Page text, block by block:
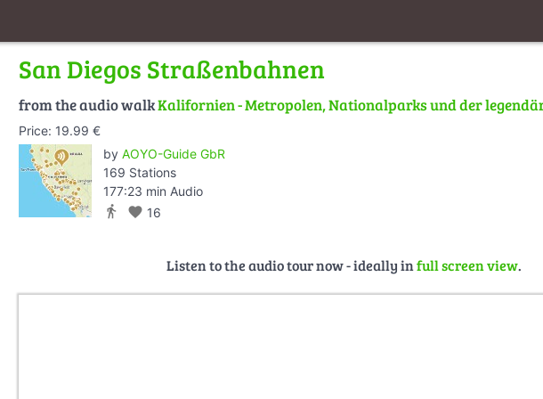
San Diegos Straßenbahnen
from the audio walkKalifornien - Metropolen, Nationalparks und der
Price: 19.99 €
by AOYO-Guide GbR
169 Stations
177:23 min Audio
directions_walk favorite 16
Listen to the audio tour now - ideally infull screen view.